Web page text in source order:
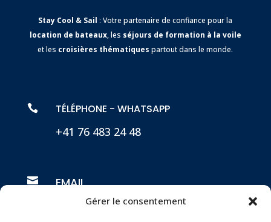
Gérer le consentement
Stay Cool & Sail : Votre partenaire de confiance pour la
location de bateaux, les séjours de formation à la voile
et les croisières thématiques partout dans le monde.
 TÉLÉPHONE - WHATSAPP
+41 76 483 24 48
 EMAIL
francois@staycoolandsail.com